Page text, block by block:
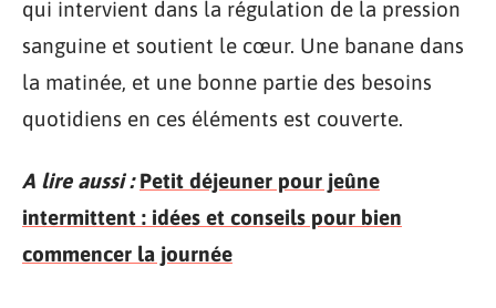
qui intervient dans la régulation de la pression
sanguine et soutient le cœur. Une banane dans
la matinée, et une bonne partie des besoins
quotidiens en ces éléments est couverte.
A lire aussi : Petit déjeuner pour jeûne
intermittent : idées et conseils pour bien
commencer la journée